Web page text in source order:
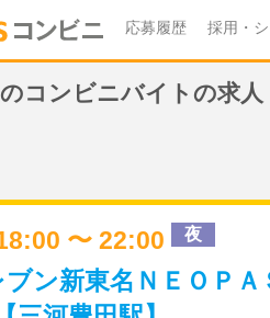
応募履歴 採用・シ
コンビニバイトの求人
〜 22:00 夜
ン新東名ＮＥＯＰ